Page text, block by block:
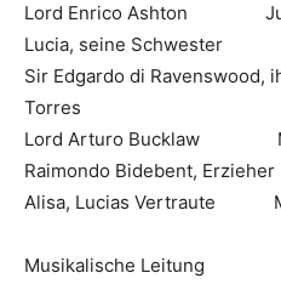
Lord Enrico Ashton
Lucia, seine Schwester
Sir Edgardo di
Torres
Lord Arturo Bucklaw
Raimondo Bidebent,
Alisa, Lucias Vertraute
Musikalische Leitung